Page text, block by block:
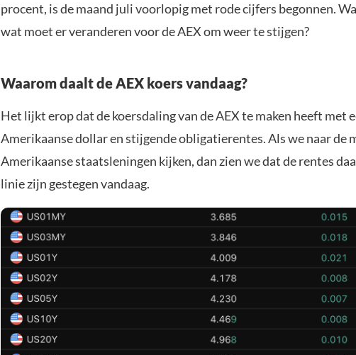
procent, is de maand juli voorlopig met rode cijfers begonnen.
wat moet er veranderen voor de AEX om weer te stijgen?
Waarom daalt de AEX koers vandaag?
Het lijkt erop dat de koersdaling van de AEX te maken heeft met
Amerikaanse dollar en stijgende obligatierentes. Als we naar de
Amerikaanse staatsleningen kijken, dan zien we dat de rentes
linie zijn gestegen vandaag.